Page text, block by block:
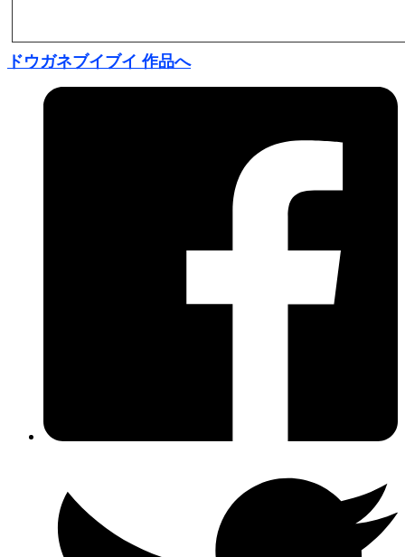
ドウガネブイブイ 作品へ